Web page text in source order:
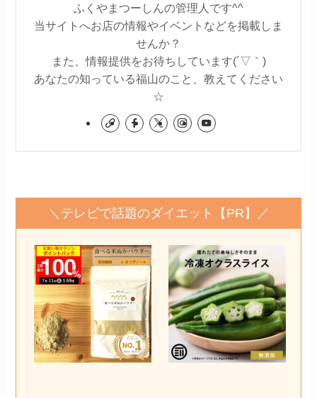
ふくやまつーしんの管理人です^^
当サイトへお店の情報やイベントなどを掲載しま
せんか？
また、情報提供をお待ちしています(´▽｀)
あなたの知っている福山のこと、教えてください
☆
＼テレビで話題のダイエット【PR】／